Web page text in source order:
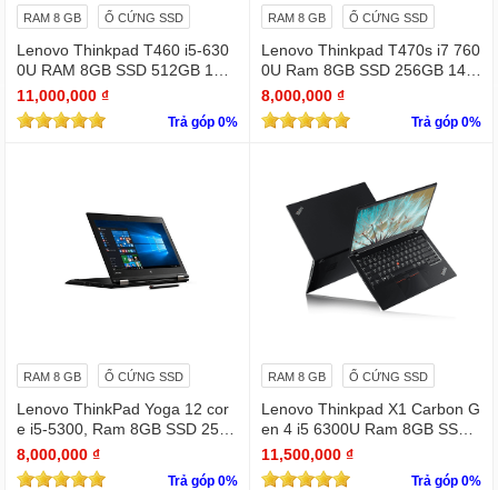
RAM 8 GB Ổ CỨNG SSD
Lenovo Thinkpad T460 i5-630
0U RAM 8GB SSD 512GB 14 i
nches
11,000,000 ₫
Trả góp 0%
RAM 8 GB Ổ CỨNG SSD
Lenovo Thinkpad T470s i7 760
0U Ram 8GB SSD 256GB 14 i
nches Full HD (1920 x 1080)
8,000,000 ₫
Trả góp 0%
RAM 8 GB Ổ CỨNG SSD
Lenovo ThinkPad Yoga 12 cor
e i5-5300, Ram 8GB SSD 256
G 12.5 cảm ứng gập 360
8,000,000 ₫
Trả góp 0%
RAM 8 GB Ổ CỨNG SSD
Lenovo Thinkpad X1 Carbon G
en 4 i5 6300U Ram 8GB SSD
256GB 14 inches Full HD (192
0 x 1080)
11,500,000 ₫
Trả góp 0%